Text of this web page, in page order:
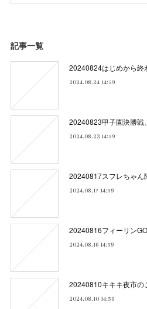
記事一覧
20240824はじめから終
2024.08.24 14:59
20240823甲子園決勝戦
2024.08.23 14:59
20240817スフレちゃん
2024.08.17 14:59
20240816フィーリン
2024.08.16 14:59
20240810キキキ夜市の
2024.08.10 14:59